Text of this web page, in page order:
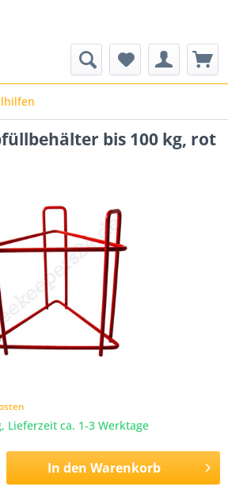
bis 100 kg, rot
Lieferzeit ca. 1-3 Werktage
In den Warenkorb